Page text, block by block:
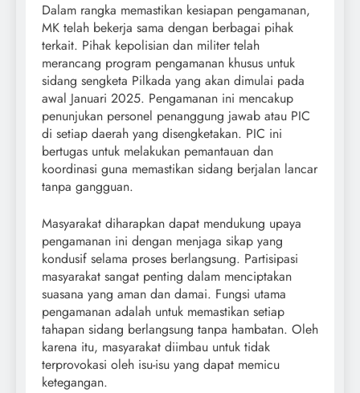
Dalam rangka memastikan kesiapan pengamanan,
MK telah bekerja sama dengan berbagai pihak
terkait. Pihak kepolisian dan militer telah
merancang program pengamanan khusus untuk
sidang sengketa Pilkada yang akan dimulai pada
awal Januari 2025. Pengamanan ini mencakup
penunjukan personel penanggung jawab atau PIC
di setiap daerah yang disengketakan. PIC ini
bertugas untuk melakukan pemantauan dan
koordinasi guna memastikan sidang berjalan lancar
tanpa gangguan.
Masyarakat diharapkan dapat mendukung upaya
pengamanan ini dengan menjaga sikap yang
kondusif selama proses berlangsung. Partisipasi
masyarakat sangat penting dalam menciptakan
suasana yang aman dan damai. Fungsi utama
pengamanan adalah untuk memastikan setiap
tahapan sidang berlangsung tanpa hambatan. Oleh
karena itu, masyarakat diimbau untuk tidak
terprovokasi oleh isu-isu yang dapat memicu
ketegangan.